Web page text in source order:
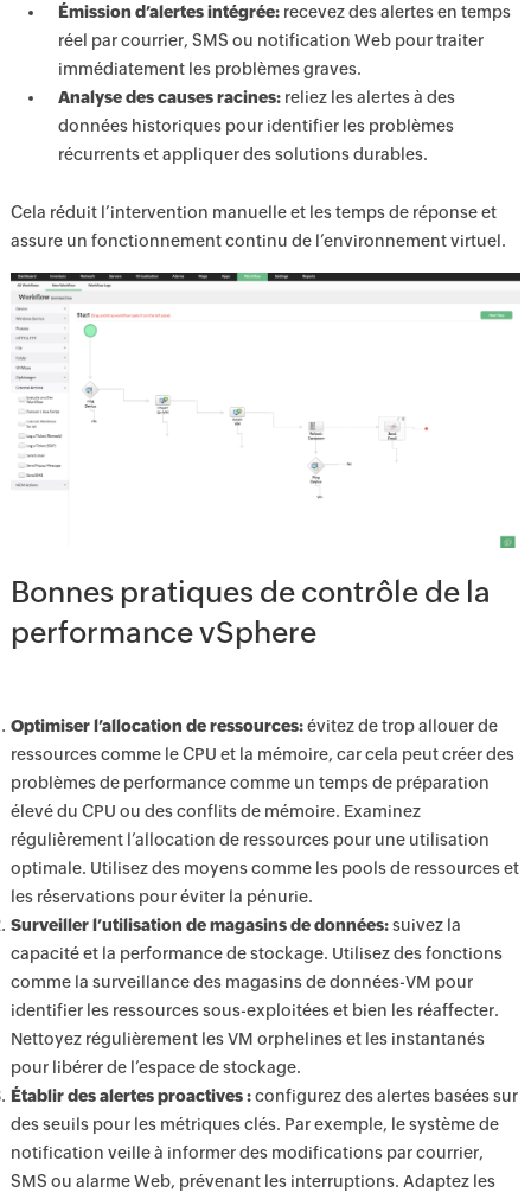
Émission d’alertes intégrée:recevez des alertes en temps
réel par courrier, SMS ou notification Web pour traiter
immédiatement les problèmes graves.
Analyse des causes racines:reliez les alertes à des
données historiques pour identifier les problèmes
récurrents et appliquer des solutions durables.
Cela réduit l’intervention manuelle et les temps de réponse et
assure un fonctionnement continu de l’environnement virtuel.
Bonnes pratiques de contrôle de la
performance vSphere
Optimiser l’allocation de ressources:évitez de trop allouer de
ressources comme le CPU et la mémoire, car cela peut créer des
problèmes de performance comme un temps de préparation
élevé du CPU ou des conflits de mémoire. Examinez
régulièrement l’allocation de ressources pour une utilisation
optimale. Utilisez des moyens comme les pools de ressources et
les réservations pour éviter la pénurie.
Surveiller l’utilisation de magasins de données:suivez la
capacité et la performance de stockage. Utilisez des fonctions
comme la surveillance des magasins de données-VM pour
identifier les ressources sous-exploitées et bien les réaffecter.
Nettoyez régulièrement les VM orphelines et les instantanés
pour libérer de l’espace de stockage.
Établir des alertes proactives :configurez des alertes basées sur
des seuils pour les métriques clés. Par exemple, le système de
notification veille à informer des modifications par courrier,
SMS ou alarme Web, prévenant les interruptions. Adaptez les